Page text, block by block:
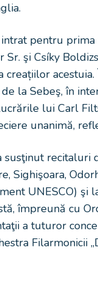
intrat pentru
Sr. şi Csíky
creațiilor
la Sebeş, în
lui Carl
unanimă,
susţinut recitaluri
Sighişoara,
UNESCO) şi
împreună cu
a tuturor
Filarmonicii